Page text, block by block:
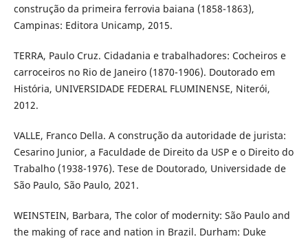
construção da primeira ferrovia baiana (1858-1863),
Campinas: Editora Unicamp, 2015.
TERRA, Paulo Cruz. Cidadania e trabalhadores: Cocheiros e
carroceiros no Rio de Janeiro (1870-1906). Doutorado em
História, UNIVERSIDADE FEDERAL FLUMINENSE, Niterói,
2012.
VALLE, Franco Della. A construção da autoridade de jurista:
Cesarino Junior, a Faculdade de Direito da USP e o Direito do
Trabalho (1938-1976). Tese de Doutorado, Universidade de
São Paulo, São Paulo, 2021.
WEINSTEIN, Barbara, The color of modernity: São Paulo and
the making of race and nation in Brazil. Durham: Duke